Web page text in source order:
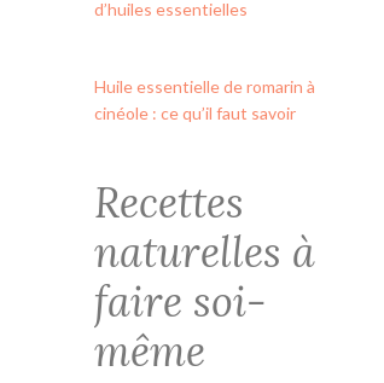
d’huiles essentielles
Huile essentielle de romarin à
cinéole : ce qu’il faut savoir
Recettes
naturelles à
faire soi-
même